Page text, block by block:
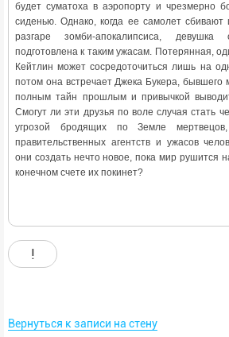
будет суматоха в аэропорту и чрезмерно
сиденью. Однако, когда ее самолет сбивают
разгаре зомби-апокалипсиса,
подготовлена к таким ужасам. Потерянная,
Кейтлин может сосредоточиться лишь на
потом она встречает Джека Букера, бывшего
полным тайн прошлым и привычкой
Смогут ли эти друзья по воле случая стать
угрозой бродящих по Земле мертвецов,
правительственных агентств и ужасов
они создать нечто новое, пока мир рушится
конечном счете их покинет?
!
Вернуться к записи на стену